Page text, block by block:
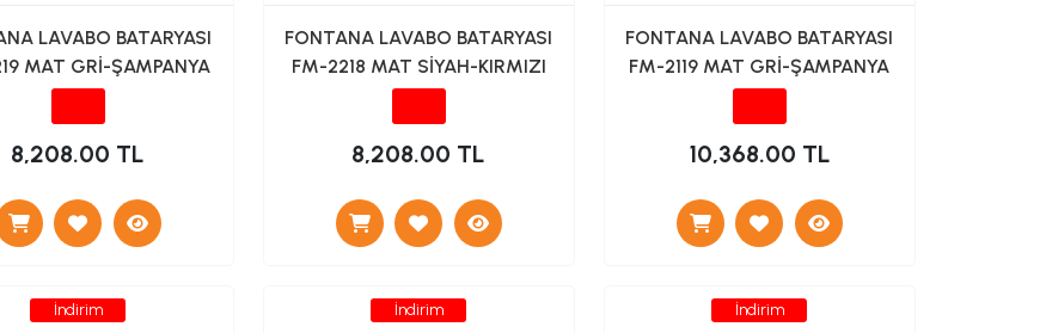
LAVABO BATARYASI
MAT GRİ-ŞAMPANYA
8,208.00 TL
FONTANA LAVABO BATARYASI
FM-2218 MAT SİYAH-KIRMIZI
8,208.00 TL
FONTANA LAVABO BATARYASI
FM-2119 MAT GRİ-ŞAMPANYA
10,368.00 TL
İndirim İndirim İndirim